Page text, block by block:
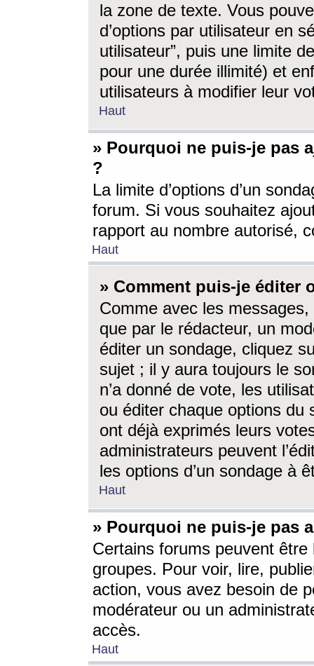
la zone de texte. Vous
d’options par utilisateur en
utilisateur”, puis une limite
pour une durée illimité) et
utilisateurs à modifier leur
Haut
» Pourquoi ne puis-je pas
?
La limite d’options d’un
forum. Si vous souhaitez
rapport au nombre autorisé,
Haut
» Comment puis-je éditer
Comme avec les
que par le rédacteur, un
éditer un sondage, cliquez
sujet ; il y aura toujours le
n’a donné de vote, les
ou éditer chaque options du
ont déjà exprimés leurs
administrateurs peuvent
les options d’un sondage à
Haut
» Pourquoi ne puis-je pas
Certains forums peuvent être
groupes. Pour voir, lire,
action, vous avez besoin de
modérateur ou un
accès.
Haut